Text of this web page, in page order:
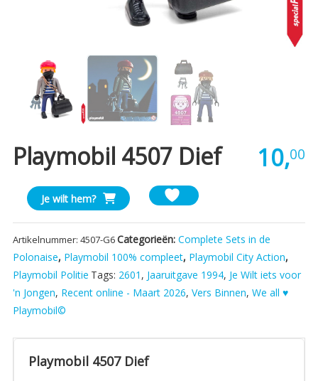
Playmobil 4507 Dief 10,00
Playmobil
4507
Dief
aantal
Je wilt hem?
Artikelnummer: 4507-G6Categorieën: Complete Sets in de
Polonaise, Playmobil 100% compleet, Playmobil City Action,
Playmobil Politie Tags: 2601 , Jaaruitgave 1994, Je Wilt iets voor
'n Jongen, Recent online - Maart 2026, Vers Binnen, We all ♥
Playmobil©
Playmobil 4507 Dief